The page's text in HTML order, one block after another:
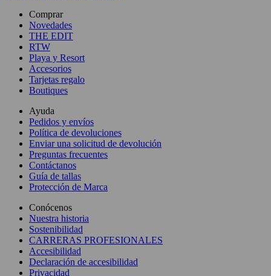
Comprar
Novedades
THE EDIT
RTW
Playa y Resort
Accesorios
Tarjetas regalo
Boutiques
Ayuda
Pedidos y envíos
Política de devoluciones
Enviar una solicitud de devolución
Preguntas frecuentes
Contáctanos
Guía de tallas
Protección de Marca
Conócenos
Nuestra historia
Sostenibilidad
CARRERAS PROFESIONALES
Accesibilidad
Declaración de accesibilidad
Privacidad